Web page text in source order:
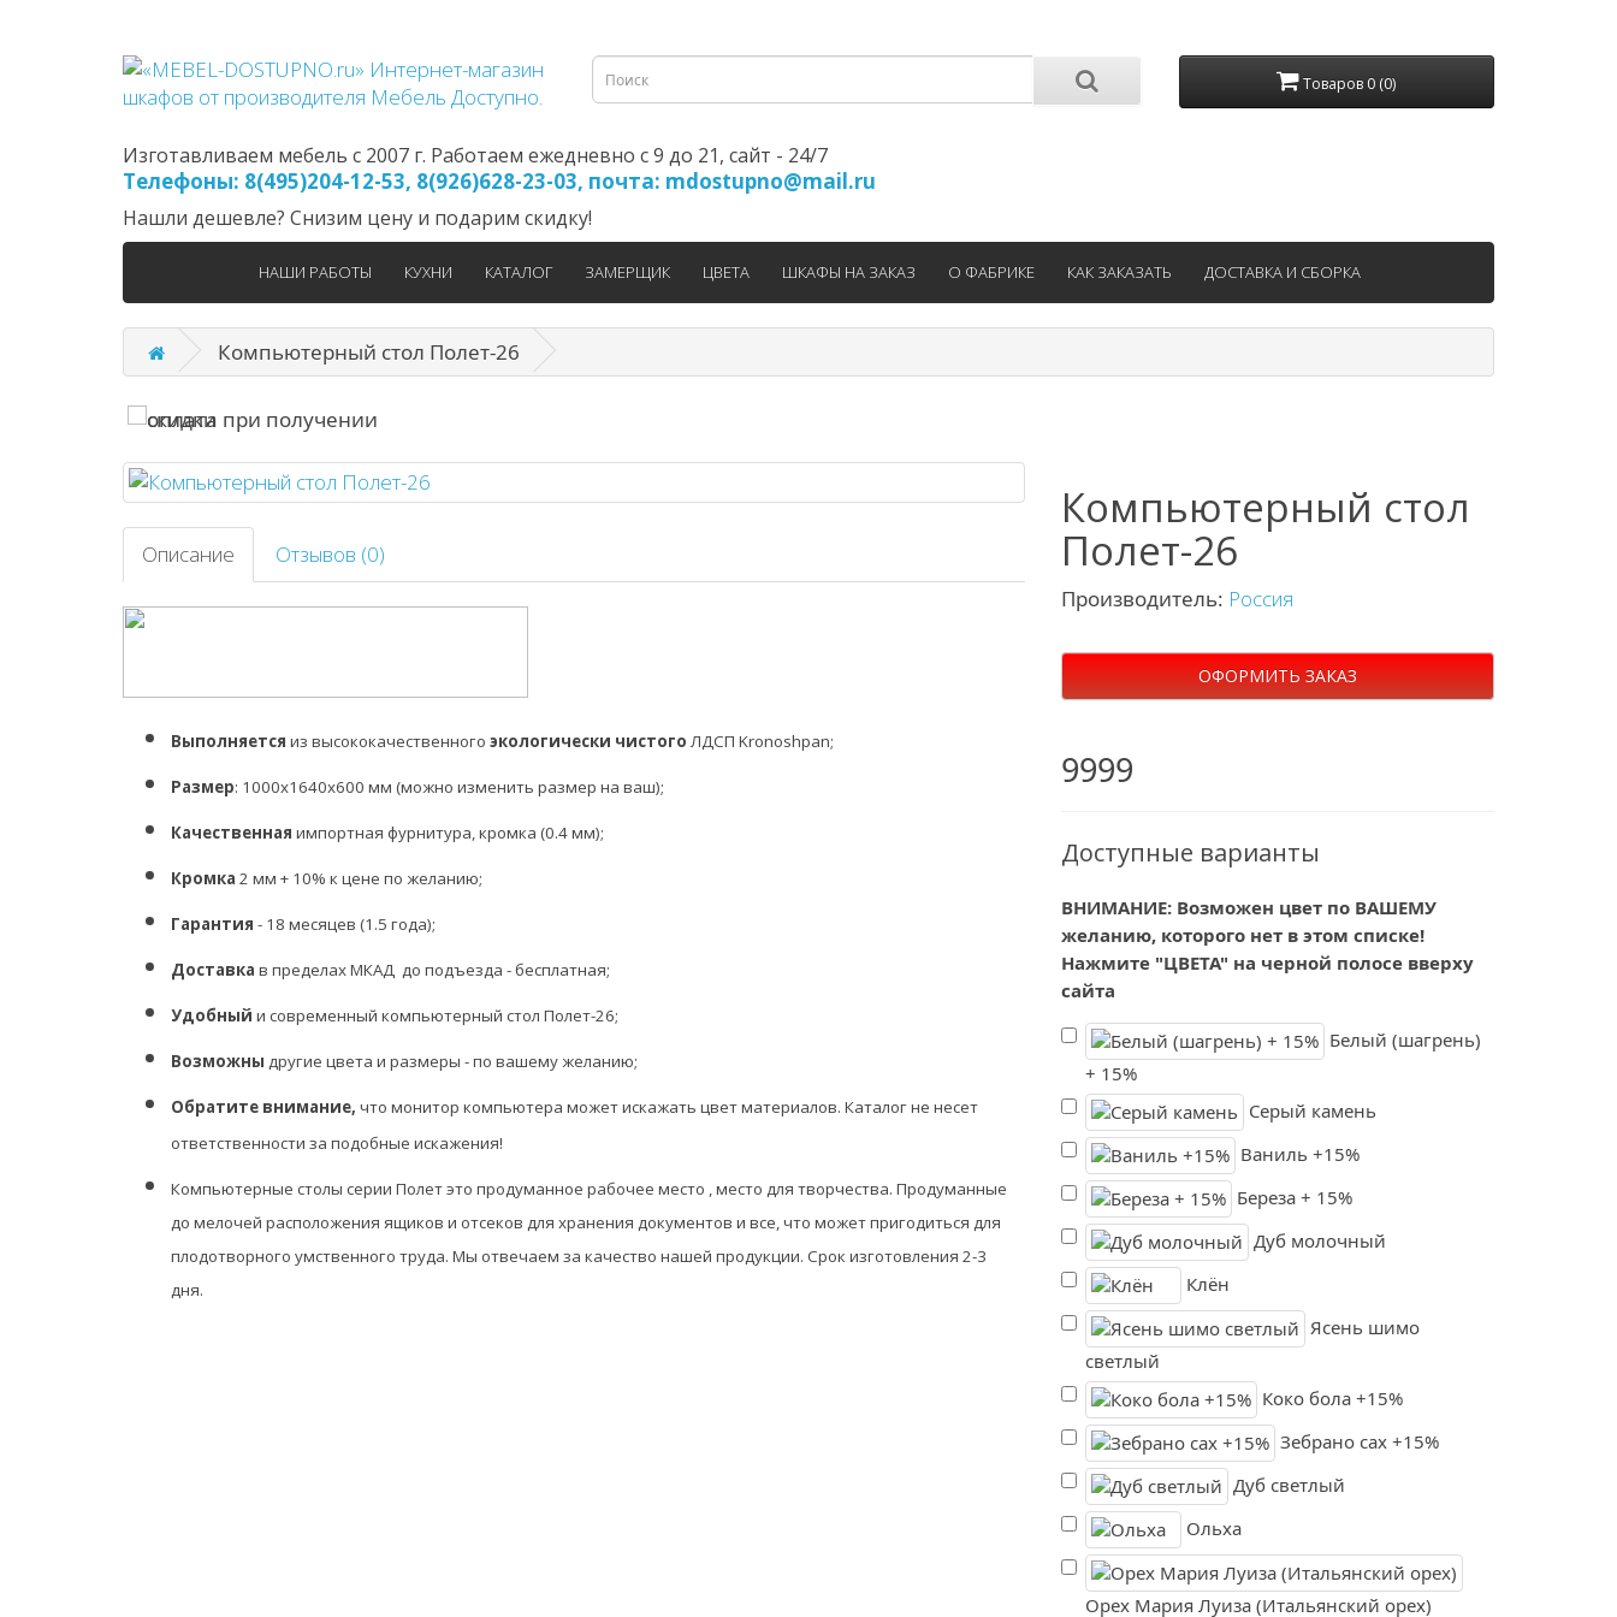
Товаров 0 (0)
Изготавливаем мебель с 2007 г. Работаем ежедневно с 9 до 21, cайт - 24/7
Телефоны: 8(495)204-12-53, 8(926)628-23-03, почта: mdostupno@mail.ru
Нашли дешевле? Снизим цену и подарим скидку!
НАШИ РАБОТЫ КУХНИ КАТАЛОГ ЗАМЕРЩИК ЦВЕТА ШКАФЫ НА ЗАКАЗ О ФАБРИКЕ КАК ЗАКАЗАТЬ ДОСТАВКА И СБОРКА
Компьютерный стол Полет-26
Описание Отзывов (0)
Выполняется из высококачественного экологически чистого ЛДСП Kronoshpan;
Размер: 1000х1640х600 мм (можно изменить размер на ваш);
Качественная импортная фурнитура, кромка (0.4 мм);
Кромка 2 мм + 10% к цене по желанию;
Гарантия - 18 месяцев (1.5 года);
Доставка в пределах МКАД до подъезда - бесплатная;
Удобный и современный компьютерный стол Полет-26;
Возможны другие цвета и размеры - по вашему желанию;
Обратите внимание, что монитор компьютера может искажать цвет материалов. Каталог не несет
ответственности за подобные искажения!
Компьютерные столы серии Полет это продуманное рабочее место , место для творчества. Продуманные
до мелочей расположения ящиков и отсеков для хранения документов и все, что может пригодиться для
плодотворного умственного труда. Мы отвечаем за качество нашей продукции. Срок изготовления 2-3
дня.
Компьютерный стол
Полет-26
Производитель: Россия
ОФОРМИТЬ ЗАКАЗ
9999
Доступные варианты
ВНИМАНИЕ: Возможен цвет по ВАШЕМУ
желанию, которого нет в этом списке!
Нажмите "ЦВЕТА" на черной полосе вверху
сайта
Белый (шагрень)
+ 15%
Серый камень
Ваниль +15%
Береза + 15%
Дуб молочный
Клён
Ясень шимо
светлый
Коко бола +15%
Зебрано сах +15%
Дуб светлый
Ольха
Орех Мария Луиза (Итальянский орех)